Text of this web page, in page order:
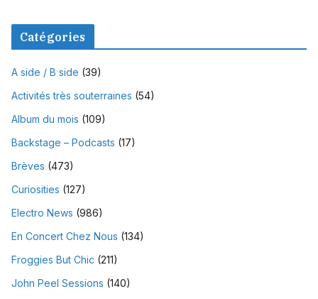
Catégories
A side / B side (39)
Activités très souterraines (54)
Album du mois (109)
Backstage – Podcasts (17)
Brèves (473)
Curiosities (127)
Electro News (986)
En Concert Chez Nous (134)
Froggies But Chic (211)
John Peel Sessions (140)